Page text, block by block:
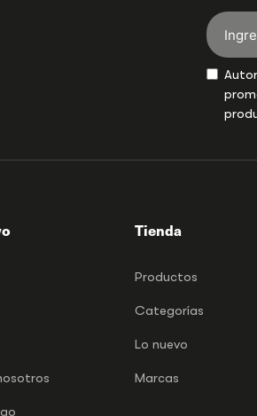
Tienda
Productos
Categorías
Lo nuevo
Marcas